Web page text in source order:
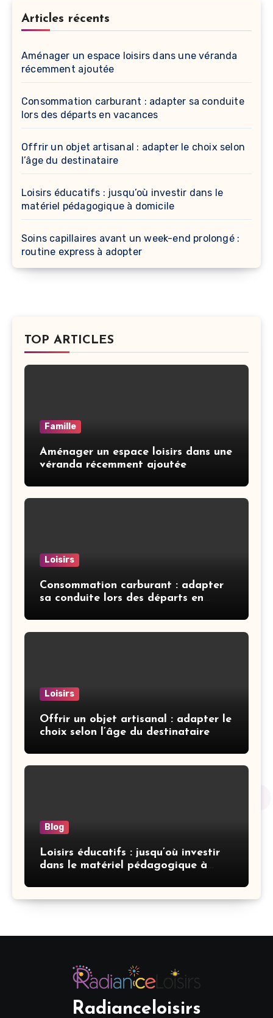
Articles récents
Aménager un espace loisirs dans une véranda
récemment ajoutée
Consommation carburant : adapter sa conduite
lors des départs en vacances
Offrir un objet artisanal : adapter le choix selon
l’âge du destinataire
Loisirs éducatifs : jusqu’où investir dans le
matériel pédagogique à domicile
Soins capillaires avant un week-end prolongé :
routine express à adopter
TOP ARTICLES
Famille
Aménager un espace loisirs dans une
véranda récemment ajoutée
Loisirs
Consommation carburant : adapter
sa conduite lors des départs en
Loisirs
Offrir un objet artisanal : adapter le
choix selon l’âge du destinataire
Blog
Loisirs éducatifs : jusqu’où investir
dans le matériel pédagogique à
Radianceloisirs